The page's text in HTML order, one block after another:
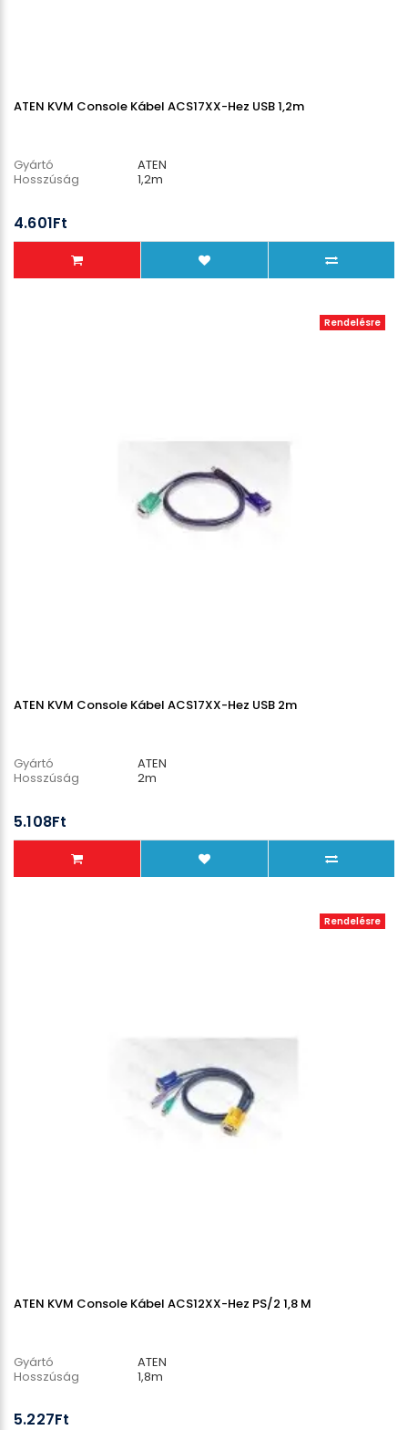
ATEN KVM Console Kábel ACS17XX-Hez USB 1,2m
Gyártó
ATEN
Hosszúság
1,2m
4.601Ft
Rendelésre
ATEN KVM Console Kábel ACS17XX-Hez USB 2m
Gyártó
ATEN
Hosszúság
2m
5.108Ft
Rendelésre
ATEN KVM Console Kábel ACS12XX-Hez PS/2 1,8 M
Gyártó
ATEN
Hosszúság
1,8m
5.227Ft